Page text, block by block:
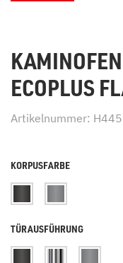
ECOPLUS
Artikelnummer:
KORPUSFARBE
TÜRAUSFÜHRUNG